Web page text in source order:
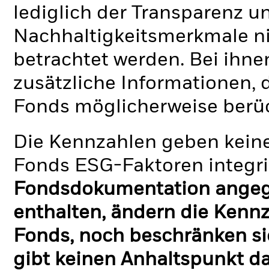
lediglich der Transparenz
Nachhaltigkeitsmerkmale
betrachtet werden. Bei
zusätzliche Informationen,
Fonds möglicherweise
Die Kennzahlen geben
Fonds ESG-Faktoren
Fondsdokumentation
enthalten, ändern die
Fonds, noch beschränken
gibt keinen Anhaltspunkt